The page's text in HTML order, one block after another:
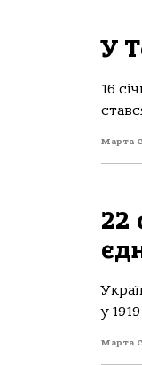
У
16
Марта
22
у
Марта